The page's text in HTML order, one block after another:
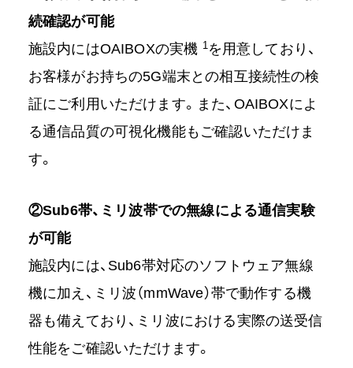
続確認が可能
施設内にはOAIBOXの実機 1を用意しており、
お客様がお持ちの5G端末との相互接続性の検
証にご利用いただけます。また、OAIBOXによ
る通信品質の可視化機能もご確認いただけま
す。
②Sub6帯、ミリ波帯での無線による通信実験
が可能
施設内には、Sub6帯対応のソフトウェア無線
機に加え、ミリ波（mmWave）帯で動作する機
器も備えており、ミリ波における実際の送受信
性能をご確認いただけます。